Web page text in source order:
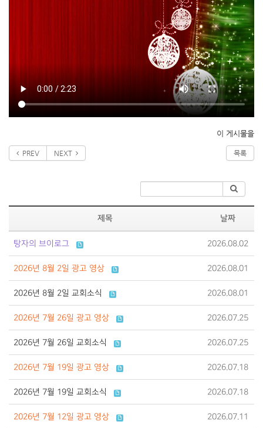
이 게시물을
PREV NEXT 목록
제목 날짜
탕자의 브이로그 2026.08.02
2026년 8월 2일 광고 영상 2026.08.01
2026년 8월 2일 교회소식 2026.08.01
2026년 7월 26일 광고 영상 2026.07.25
2026년 7월 26일 교회소식 2026.07.25
2026년 7월 19일 광고 영상 2026.07.18
2026년 7월 19일 교회소식 2026.07.18
2026년 7월 12일 광고 영상 2026.07.11